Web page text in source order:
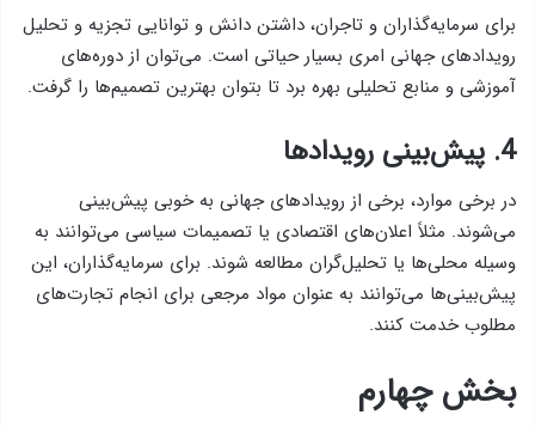
برای سرمایه‌گذاران و تاجران، داشتن دانش و توانایی تجزیه و تحلیل
رویدادهای جهانی امری بسیار حیاتی است. می‌توان از دوره‌های
آموزشی و منابع تحلیلی بهره برد تا بتوان بهترین تصمیم‌ها را گرفت.
4. پیش‌بینی رویدادها
در برخی موارد، برخی از رویدادهای جهانی به خوبی پیش‌بینی
می‌شوند. مثلاً اعلان‌های اقتصادی یا تصمیمات سیاسی می‌توانند به
وسیله محلی‌ها یا تحلیل‌گران مطالعه شوند. برای سرمایه‌گذاران، این
پیش‌بینی‌ها می‌توانند به عنوان مواد مرجعی برای انجام تجارت‌های
مطلوب خدمت کنند.
بخش چهارم